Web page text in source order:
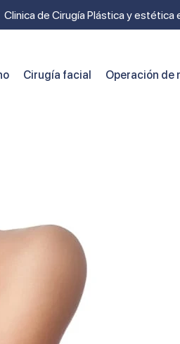
Clinica de Cirugía Plástica y estética
Cirugía facial Operación de